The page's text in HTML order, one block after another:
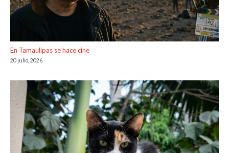
En Tamaulipas se hace cine
20 julio, 2026